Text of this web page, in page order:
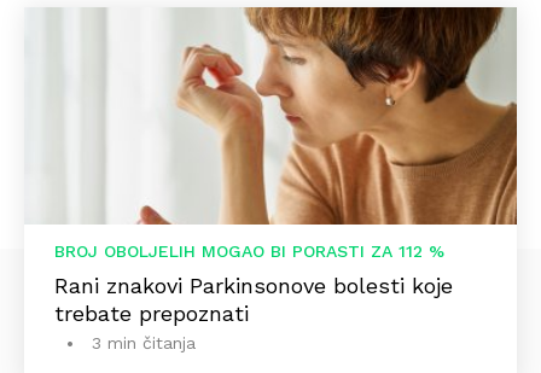
BROJ OBOLJELIH MOGAO BI PORASTI ZA 112 %
Rani znakovi Parkinsonove bolesti koje
trebate prepoznati
3 min čitanja